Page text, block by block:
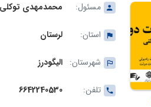
مسئول: محمدمهدی توکلی
استان: لرستان
شهرستان: الیگودرز
تلفن: 6642240530